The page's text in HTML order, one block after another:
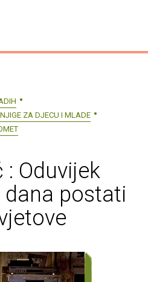
ZA DJECU I MLADE
Oduvijek
postati